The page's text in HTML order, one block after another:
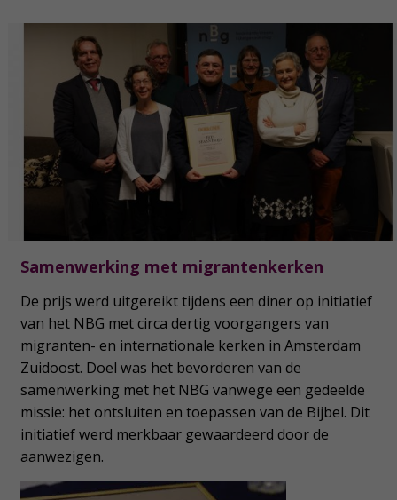
Samenwerking met migrantenkerken
De prijs werd uitgereikt tijdens een diner op initiatief
van het NBG met circa dertig voorgangers van
migranten- en internationale kerken in Amsterdam
Zuidoost. Doel was het bevorderen van de
samenwerking met het NBG vanwege een gedeelde
missie: het ontsluiten en toepassen van de Bijbel. Dit
initiatief werd merkbaar gewaardeerd door de
aanwezigen.